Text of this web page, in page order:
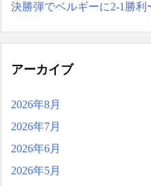
決勝弾でベルギーに2-1勝利
アーカイブ
2026年8月
2026年7月
2026年6月
2026年5月